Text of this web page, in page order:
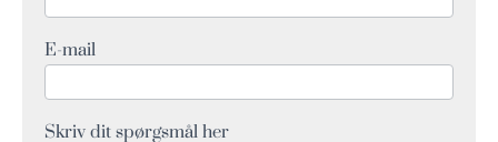
E-mail
Skriv dit spørgsmål her